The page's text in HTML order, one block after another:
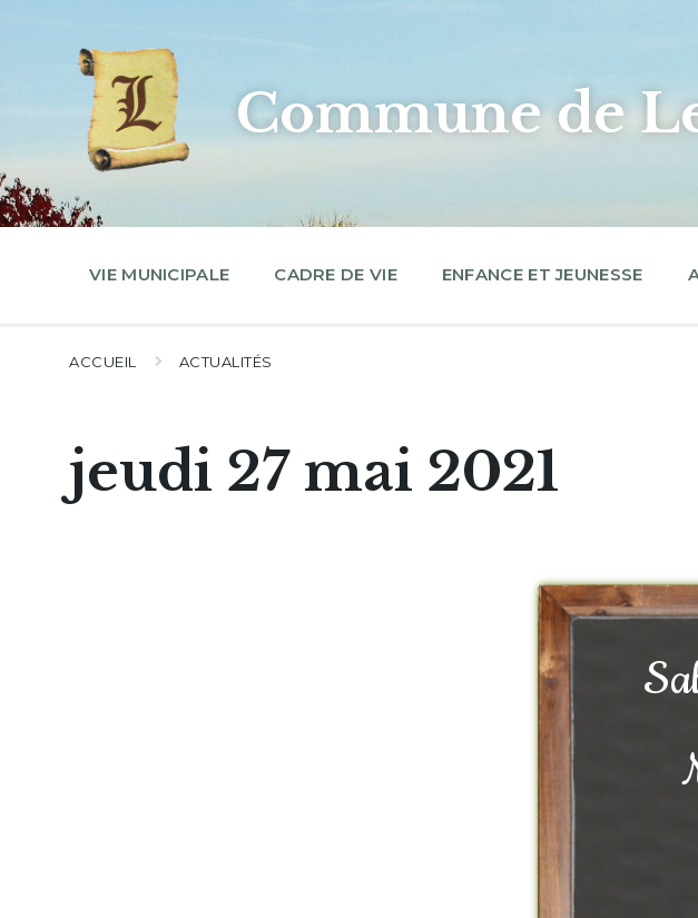
navigation
Commune de
VIE MUNICIPALE CADRE DE VIE ENFANCE ET JEUNESSE
ACCUEIL ACTUALITÉS
jeudi 27 mai 2021